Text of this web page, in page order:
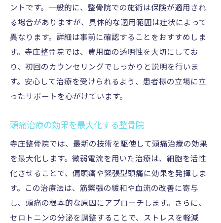
ントです。一般的に、整骨院での施術は保険が適用され
る場合がありますが、具体的な適用範囲は症状によって
異なります。詳細は事前に確認することをおすすめしま
す。寺庄整骨院では、費用面の透明性を大切にしてお
り、初回のカウンセリングでしっかりと説明を行いま
す。安心して治療を受けられるよう、患者様の立場に立
ったサポートを心がけています。
頭痛治療の効果を最大化する整骨院
寺庄整骨院では、最新の技術を駆使して頭痛治療の効果
を最大化します。微弱電流を用いた治療は、細胞を活性
化させることで、偏頭痛や緊張型頭痛に効果を発揮しま
す。この治療法は、筋緊張の緩和や血流の改善に寄与
し、頭痛の根本的な原因にアプローチします。さらに、
セロトニンの分泌を調整することで、ストレスを軽減